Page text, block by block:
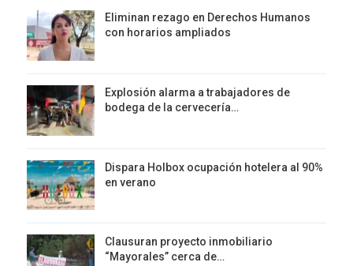
Eliminan rezago en Derechos Humanos
con horarios ampliados
Explosión alarma a trabajadores de
bodega de la cervecería…
Dispara Holbox ocupación hotelera al 90%
en verano
Clausuran proyecto inmobiliario
“Mayorales” cerca de…